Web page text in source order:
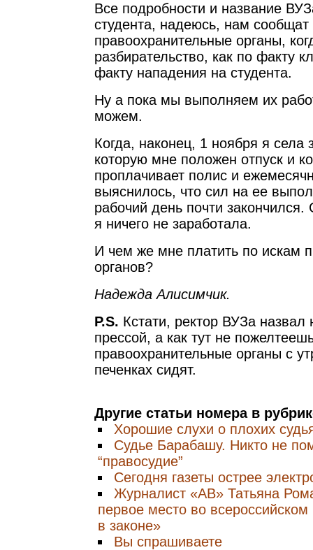
Все подробности и название
студента, надеюсь, нам сообщат
правоохранительные органы,
разбирательство, как по факту
факту нападения на студента.
Ну а пока мы выполняем их
можем.
Когда, наконец, 1 ноября я села
которую мне положен отпуск и
проплачивает полис и
выяснилось, что сил на ее
рабочий день почти
я ничего не заработала.
И чем же мне платить по искам
органов?
Надежда Алисимчик.
P.S. Кстати, ректор ВУЗа назвал
прессой, а как тут не
правоохранительные органы с
печенках сидят.
Другие статьи номера в
Хорошие слухи о плохих
Судье Барабашу. Никто не
“правосудие”
Сегодня газеты острее
Журналист «АВ» Татьяна
первое место во всероссийском
в законе»
Вы спрашиваете